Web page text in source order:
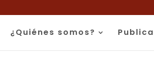
¿Quiénes somos?